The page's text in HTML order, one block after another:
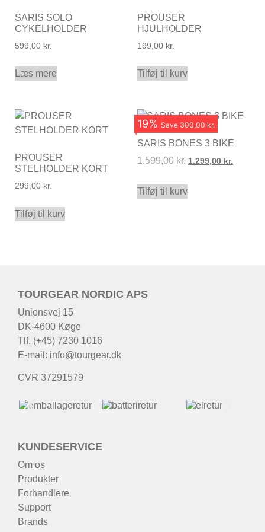
SARIS SOLO
CYKELHOLDER
599,00 kr.
Læs mere
PROUSER
HJULHOLDER
199,00 kr.
Tilføj til kurv
PROUSER
STELHOLDER KORT
299,00 kr.
Tilføj til kurv
19% Save 300,00 kr.
SARIS BONES 3 BIKE
1.599,00kr. 1.299,00 kr.
Tilføj til kurv
TOURGEAR NORDIC APS
Unionsvej 15
DK-4600 Køge
Tlf. (+45) 7230 1016
E-mail: info@tourgear.dk
CVR 37291579
KUNDESERVICE
Om os
Produkter
Forhandlere
Support
Brands